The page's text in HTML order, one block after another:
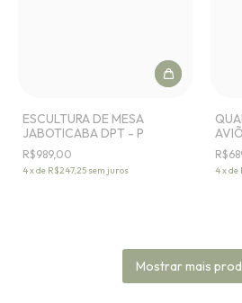
ESCULTURA DE MESA
JABOTICABA DPT - P
R$989,00
4xde R$247,25 sem juros 4xde
Mostrar mais